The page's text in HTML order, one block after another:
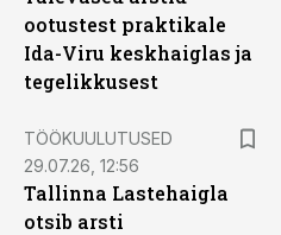
ootustest praktikale
Ida-Viru keskhaiglas ja
tegelikkusest
TÖÖKUULUTUSED
29.07.26, 12:56
Tallinna Lastehaigla
otsib arsti